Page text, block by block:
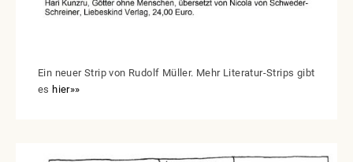
Ein neuer Strip von Rudolf Müller. Mehr Literatur-Strips gibt
eshier»»